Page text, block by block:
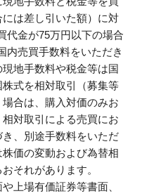
は差し引いた額）に対
代金が75万円以下の場合
内売買手数料をいただき
地手数料や税金等は国
式を相対取引（募集等
合は、購入対価のみお
対取引による売買にお
、別途手数料をいただ
価の変動および為替相
それがあります。
上場有価証券等書面、